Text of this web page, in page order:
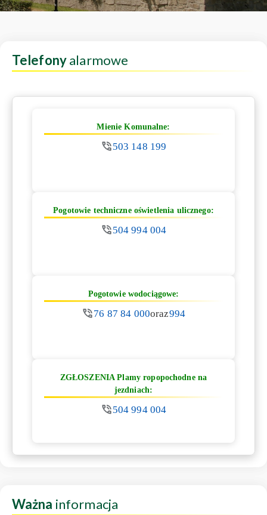
Telefonyalarmowe
Mienie Komunalne:
503 148 199
Pogotowie techniczne oświetlenia ulicznego:
504 994 004
Pogotowie wodociągowe:
76 87 84 000oraz994
ZGŁOSZENIA Plamy ropopochodne na
jezdniach:
504 994 004
Ważna informacja